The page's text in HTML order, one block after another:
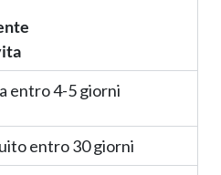
entro 4-5 giorni
entro 30 giorni